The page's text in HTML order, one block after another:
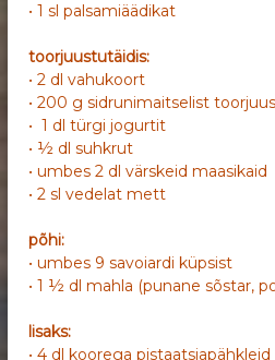
• 1 sl palsamiäädikat
toorjuustutäidis:
• 2 dl vahukoort
• 200 g sidrunimaitselist
• 1 dl türgi jogurtit
• ½ dl suhkrut
• umbes 2 dl värskeid maasikaid
• 2 sl vedelat mett
põhi:
• umbes 9 savoiardi küpsist
• 1 ½ dl mahla (punane sõstar,
lisaks:
• 4 dl koorega pistaatsiapähkleid